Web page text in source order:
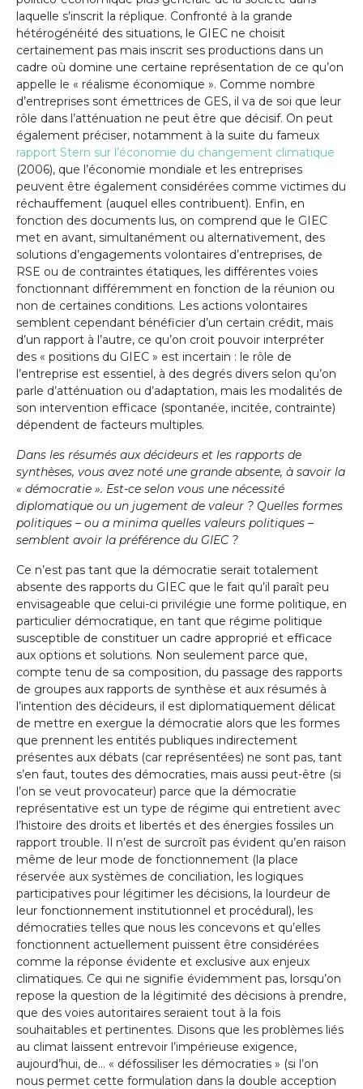
laquelle s’inscrit la réplique. Confronté à la grande
hétérogénéité des situations, le GIEC ne choisit
certainement pas mais inscrit ses productions dans un
cadre où domine une certaine représentation de ce qu’on
appelle le « réalisme économique ». Comme nombre
d’entreprises sont émettrices de GES, il va de soi que leur
rôle dans l’atténuation ne peut être que décisif. On peut
également préciser, notamment à la suite du fameux
rapport Stern sur l’économie du changement climatique
(2006), que l’économie mondiale et les entreprises
peuvent être également considérées comme victimes du
réchauffement (auquel elles contribuent). Enfin, en
fonction des documents lus, on comprend que le GIEC
met en avant, simultanément ou alternativement, des
solutions d’engagements volontaires d’entreprises, de
RSE ou de contraintes étatiques, les différentes voies
fonctionnant différemment en fonction de la réunion ou
non de certaines conditions. Les actions volontaires
semblent cependant bénéficier d’un certain crédit, mais
d’un rapport à l’autre, ce qu’on croit pouvoir interpréter
des « positions du GIEC » est incertain : le rôle de
l’entreprise est essentiel, à des degrés divers selon qu’on
parle d’atténuation ou d’adaptation, mais les modalités de
son intervention efficace (spontanée, incitée, contrainte)
dépendent de facteurs multiples.
Dans les résumés aux décideurs et les rapports de
synthèses, vous avez noté une grande absente, à savoir la
« démocratie ». Est-ce selon vous une nécessité
diplomatique ou un jugement de valeur ? Quelles formes
politiques – ou a minima quelles valeurs politiques –
semblent avoir la préférence du GIEC ?
Ce n’est pas tant que la démocratie serait totalement
absente des rapports du GIEC que le fait qu’il paraît peu
envisageable que celui-ci privilégie une forme politique, en
particulier démocratique, en tant que régime politique
susceptible de constituer un cadre approprié et efficace
aux options et solutions. Non seulement parce que,
compte tenu de sa composition, du passage des rapports
de groupes aux rapports de synthèse et aux résumés à
l’intention des décideurs, il est diplomatiquement délicat
de mettre en exergue la démocratie alors que les formes
que prennent les entités publiques indirectement
présentes aux débats (car représentées) ne sont pas, tant
s’en faut, toutes des démocraties, mais aussi peut-être (si
l’on se veut provocateur) parce que la démocratie
représentative est un type de régime qui entretient avec
l’histoire des droits et libertés et des énergies fossiles un
rapport trouble. Il n’est de surcroît pas évident qu’en raison
même de leur mode de fonctionnement (la place
réservée aux systèmes de conciliation, les logiques
participatives pour légitimer les décisions, la lourdeur de
leur fonctionnement institutionnel et procédural), les
démocraties telles que nous les concevons et qu’elles
fonctionnent actuellement puissent être considérées
comme la réponse évidente et exclusive aux enjeux
climatiques. Ce qui ne signifie évidemment pas, lorsqu’on
repose la question de la légitimité des décisions à prendre,
que des voies autoritaires seraient tout à la fois
souhaitables et pertinentes. Disons que les problèmes liés
au climat laissent entrevoir l’impérieuse exigence,
aujourd’hui, de… « défossiliser les démocraties » (si l’on
nous permet cette formulation dans la double acception